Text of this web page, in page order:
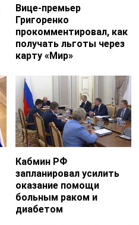
Вице-премьер
Григоренко
прокомментировал, как
получать льготы через
карту «Мир»
Кабмин РФ
запланировал усилить
оказание помощи
больным раком и
диабетом